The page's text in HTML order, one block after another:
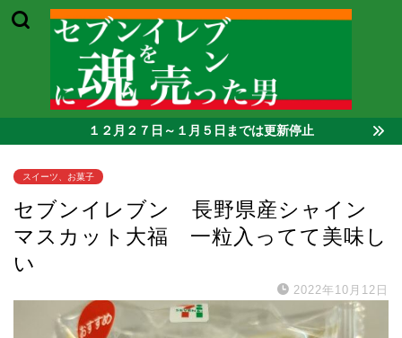
１２月２７日～１月５日までは更新停止
スイーツ、お菓子
セブンイレブン 長野県産シャイン
マスカット大福 一粒入ってて美味し
い
2022年10月12日